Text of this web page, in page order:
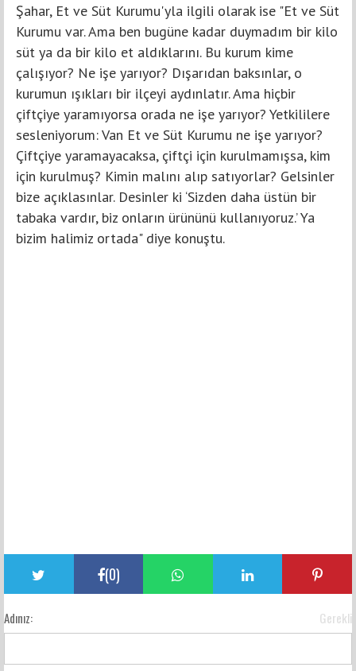
Şahar, Et ve Süt Kurumu'yla ilgili olarak ise "Et ve Süt
Kurumu var. Ama ben bugüne kadar duymadım bir kilo
süt ya da bir kilo et aldıklarını. Bu kurum kime
çalışıyor? Ne işe yarıyor? Dışarıdan baksınlar, o
kurumun ışıkları bir ilçeyi aydınlatır. Ama hiçbir
çiftçiye yaramıyorsa orada ne işe yarıyor? Yetkililere
sesleniyorum: Van Et ve Süt Kurumu ne işe yarıyor?
Çiftçiye yaramayacaksa, çiftçi için kurulmamışsa, kim
için kurulmuş? Kimin malını alıp satıyorlar? Gelsinler
bize açıklasınlar. Desinler ki ‘Sizden daha üstün bir
tabaka vardır, biz onların ürününü kullanıyoruz.’ Ya
bizim halimiz ortada" diye konuştu.
(0)
Adınız: Gerekli